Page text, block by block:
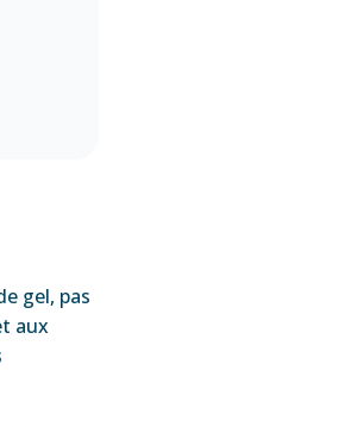
gel, pas
aux